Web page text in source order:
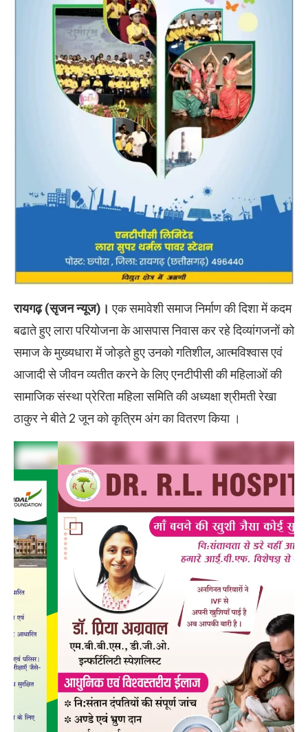
रायगढ़ (सृजन न्यूज)।एक समावेशी समाज निर्माण की दिशा में कदम
बढाते हुए लारा परियोजना के आसपास निवास कर रहे दिव्यांगजनों को
समाज के मुख्यधारा में जोड़ते हुए उनको गतिशील, आत्मविश्वास एवं
आजादी से जीवन व्यतीत करने के लिए एनटीपीसी की महिलाओं की
सामाजिक संस्था प्रेरिता महिला समिति की अध्यक्षा श्रीमती रेखा
ठाकुर ने बीते 2 जून को कृत्रिम अंग का वितरण किया ।